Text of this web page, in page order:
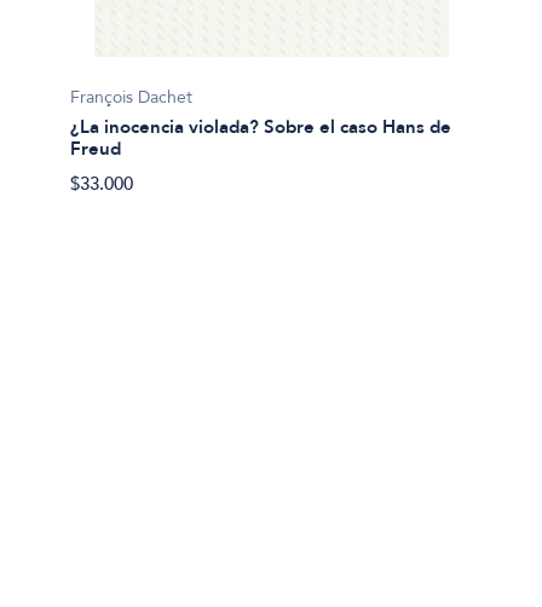
François Dachet
¿La inocencia violada? Sobre el caso Hans de
Freud
$33.000